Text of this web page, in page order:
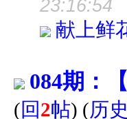
23:16:54
献上鲜
084期：
(回2帖) (历